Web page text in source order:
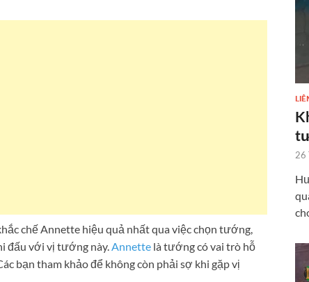
chế Annette hiệu quả nhất qua việc chọn tướng,
đấu với vị tướng này.Annette là tướng có vai trò hỗ
bạn tham khảo để không còn phải sợ khi gặp vị
26